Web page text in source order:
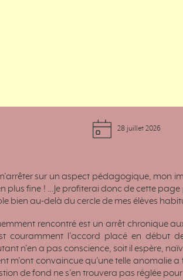
28 juillet 2026
sur un aspect pédagogique, mon
plus fine ! …Je profiterai donc de cette
bien au-delà du cercle de mes élèves
rencontré est un arrêt chronique
couramment l’accord placé en début
n’en a pas conscience, soit il espère,
m’ont convaincue qu’une telle anomalie
de fond ne s’en trouvera pas réglée